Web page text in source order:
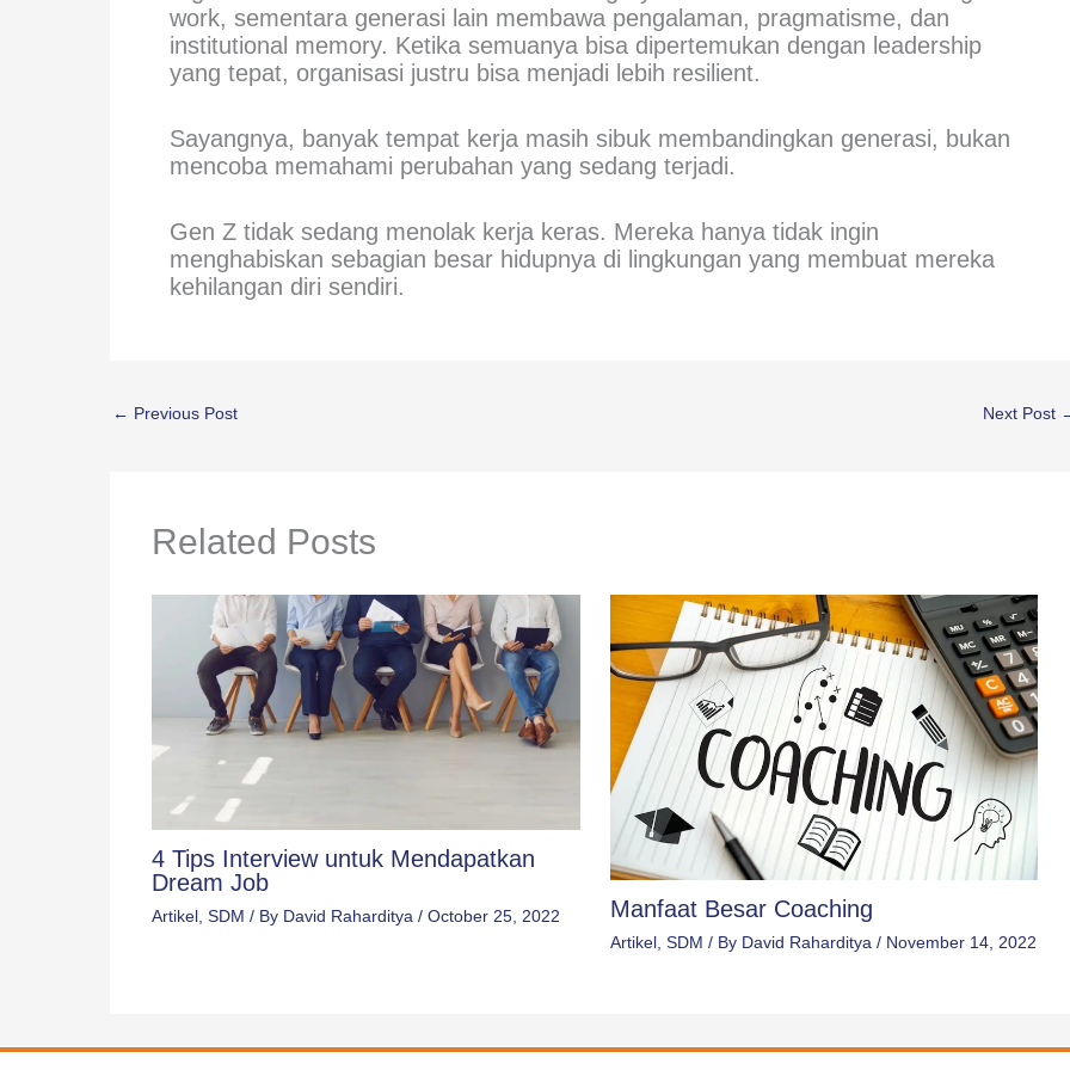
work, sementara generasi lain membawa pengalaman, pragmatisme, dan
institutional memory. Ketika semuanya bisa dipertemukan dengan leadership
yang tepat, organisasi justru bisa menjadi lebih resilient.
Sayangnya, banyak tempat kerja masih sibuk membandingkan generasi, bukan
mencoba memahami perubahan yang sedang terjadi.
Gen Z tidak sedang menolak kerja keras. Mereka hanya tidak ingin
menghabiskan sebagian besar hidupnya di lingkungan yang membuat mereka
kehilangan diri sendiri.
← Previous Post Next Post
Related Posts
4 Tips Interview untuk Mendapatkan
Dream Job
Artikel SDM / By David Raharditya / October 25, 2022 Manfaat Besar Coaching
Artikel, SDM / By David Raharditya / November 14, 2022